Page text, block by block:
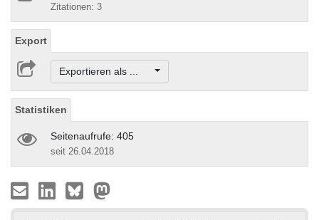
Zitationen: 3
Export
Exportieren als ...
Statistiken
Seitenaufrufe: 405
seit 26.04.2018